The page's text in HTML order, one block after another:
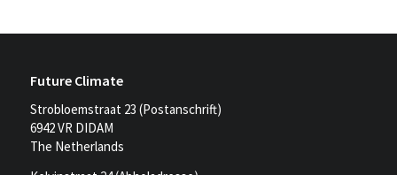
Future Climate
Strobloemstraat 23 (Postanschrift)
6942 VR DIDAM
The Netherlands